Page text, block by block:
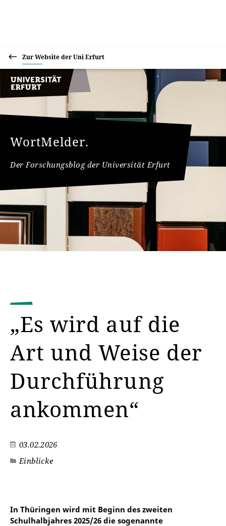
Zur Website der Uni Erfurt
WortMelder.
Der Forschungsblog der Universität Erfurt
„Es wird auf die
Art und Weise der
Durchführung
ankommen“
03.02.2026
Einblicke
In Thüringen wird mit Beginn des zweiten
Schulhalbjahres 2025/26 die sogenannte